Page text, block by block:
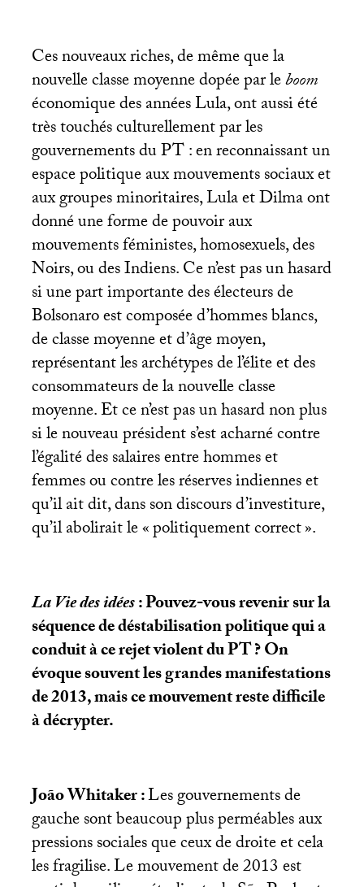
Ces nouveaux riches, de même que la
nouvelle classe moyenne dopée par leboom
économique des années Lula, ont aussi été
très touchés culturellement par les
gouvernements duPT: en reconnaissant un
espace politique aux mouvements sociaux et
aux groupes minoritaires, Lula et Dilma ont
donné une forme de pouvoir aux
mouvements féministes, homosexuels, des
Noirs, ou des Indiens. Ce n’est pas un hasard
si une part importante des électeurs de
Bolsonaro est composée d’hommes blancs,
de classe moyenne et d’âge moyen,
représentant les archétypes de l’élite et des
consommateurs de la nouvelle classe
moyenne. Et ce n’est pas un hasard non plus
si le nouveau président s’est acharné contre
l’égalité des salaires entre hommes et
femmes ou contre les réserves indiennes et
qu’il ait dit, dans son discours d’investiture,
qu’il abolirait le «politiquement correct».
La Vie des idées: Pouvez-vous revenir sur la
séquence de déstabilisation politique qui a
conduit à ce rejet violent duPT? On
évoque souvent les grandes manifestations
de 2013, mais ce mouvement reste difficile
à décrypter.
João Whitaker :Les gouvernements de
gauche sont beaucoup plus perméables aux
pressions sociales que ceux de droite et cela
les fragilise. Le mouvement de 2013 est